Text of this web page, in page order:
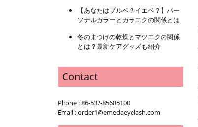
【あなたはブルベ？イエベ？】パー
ソナルカラーとカラエクの関係とは
冬のまつげの乾燥とマツエクの関係
とは？最新ケアグッズも紹介
Contact
Phone : 86-532-85685100
Email : order1@emedaeyelash.com